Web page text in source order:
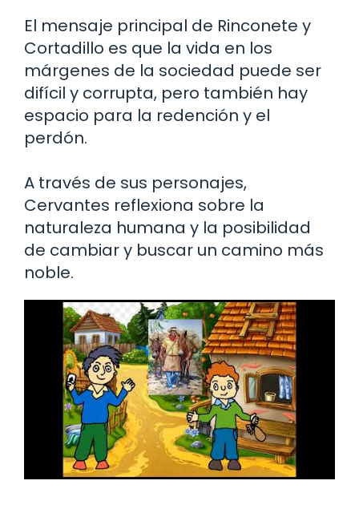
El mensaje principal de Rinconete y
Cortadillo es que la vida en los
márgenes de la sociedad puede ser
difícil y corrupta, pero también hay
espacio para la redención y el
perdón.
A través de sus personajes,
Cervantes reflexiona sobre la
naturaleza humana y la posibilidad
de cambiar y buscar un camino más
noble.